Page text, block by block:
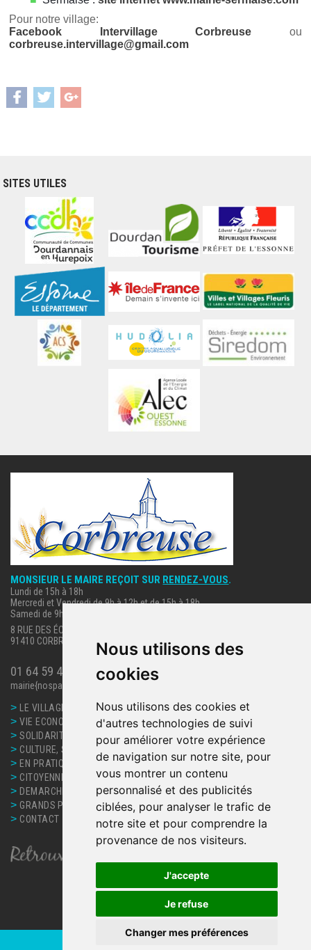
Nous utilisons des
cookies
Nous utilisons des cookies et
d'autres technologies de suivi
pour améliorer votre expérience
de navigation sur notre site, pour
vous montrer un contenu
personnalisé et des publicités
ciblées, pour analyser le trafic de
notre site et pour comprendre la
provenance de nos visiteurs.
J'accepte
Je refuse
Changer mes préférences
Pour notre village:
Facebook Intervillage Corbreuse ou
corbreuse.intervillage@gmail.com
SITES UTILES
MONSIEUR LE MAIRE REÇOIT SUR RENDEZ-VOUS.
Lundi de 15h à 18h
Mercredi et Vendredi de 9h à 12h et de 15h à 18h
Samedi de 9h à 12h.
8 RUE DES ÉCOLES
91410 CORBREUSE
01 64 59 40 63
mairie{nospam}corbreuse.fr
> LE VILLAGE
>VIE ECONOMIQUE
>SOLIDARITE, SANTE
> CULTURE, SPORT ET LOISIRS
> EN PRATIQUE
> CITOYENNETE
> DEMARCHES ET SERVICES
> GRANDS PROJETS
> CONTACT